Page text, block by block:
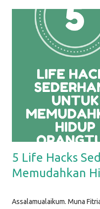
5 Life Hacks
Memudahkan
Assalamualaikum. Muna